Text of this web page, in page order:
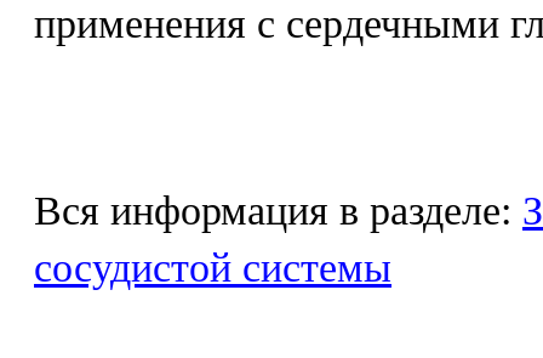
применения с сердечными
Вся информация в разделе:
сосудистой системы